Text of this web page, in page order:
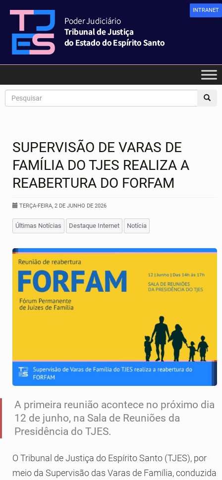
INTRANET
SUPERVISÃO DE VARAS DE
FAMÍLIA DO TJES REALIZA A
REABERTURA DO FORFAM
TERÇA-FEIRA, 2 DE JUNHO DE 2026
Últimas Notícias Destaque Internet Notícia
A primeira reunião acontece no próximo dia
12 de junho, na Sala de Reuniões da
Presidência do TJES.
O Tribunal de Justiça do Espírito Santo (TJES), por
meio da Supervisão das Varas de Família, conduzida